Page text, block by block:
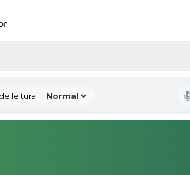
leitura: